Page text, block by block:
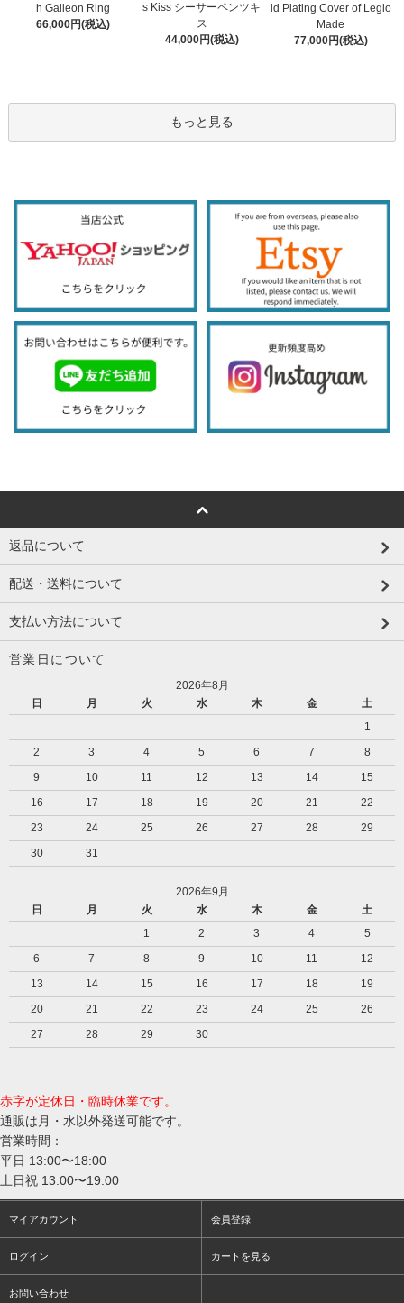
h Galleon Ring
66,000円(税込)
s Kiss シーサーペンツキ
ス
44,000円(税込)
ld Plating Cover of Legio
Made
77,000円(税込)
もっと見る
返品について
配送・送料について
支払い方法について
営業日について
2026年8月
日
月 火 水 木 金
土
1
2
3 4 5 6 7
8
9
10 11 12 13 14
15
16
17 18 19 20 21
22
23
24 25 26 27 28
29
30
31
2026年9月
日
月 火 水 木 金
土
1
2 3 4
5
6
7 8 9 10 11
12
13
14 15 16 17 18
19
20
21 22 23 24 25
26
27
28 29 30
赤字が定休日・臨時休業です。
通販は月・水以外発送可能です。
営業時間：
平日 13:00〜18:00
土日祝 13:00〜19:00
マイアカウント 会員登録
ログイン カートを見る
お問い合わせ